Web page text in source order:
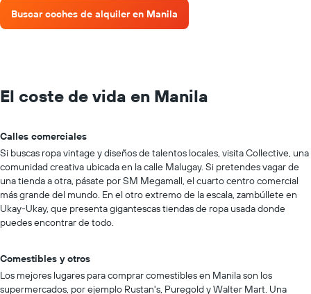
Buscar coches de alquiler en Manila
El coste de vida en Manila
Calles comerciales
Si buscas ropa vintage y diseños de talentos locales, visita Collective, una
comunidad creativa ubicada en la calle Malugay. Si pretendes vagar de
una tienda a otra, pásate por SM Megamall, el cuarto centro comercial
más grande del mundo. En el otro extremo de la escala, zambúllete en
Ukay-Ukay, que presenta gigantescas tiendas de ropa usada donde
puedes encontrar de todo.
Comestibles y otros
Los mejores lugares para comprar comestibles en Manila son los
supermercados, por ejemplo Rustan's, Puregold y Walter Mart. Una